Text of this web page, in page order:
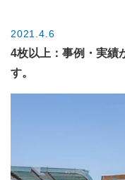
2021.4.6
4枚以上：事例・実績
す。